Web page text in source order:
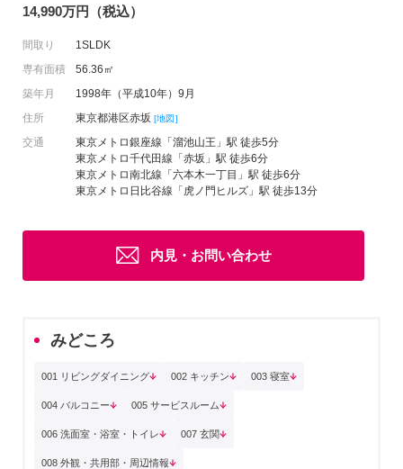
14,990万円（税込）
間取り
1SLDK
専有面積
56.36㎡
築年月
1998年（平成10年）9月
住所
東京都港区赤坂 [地図]
交通
東京メトロ銀座線「溜池山王」駅 徒歩5分
東京メトロ千代田線「赤坂」駅 徒歩6分
東京メトロ南北線「六本木一丁目」駅 徒歩6分
東京メトロ日比谷線「虎ノ門ヒルズ」駅 徒歩13分
内見・お問い合わせ
みどころ
001 リビングダイニング 002 キッチン 003 寝室
004 バルコニー 005 サービスルーム
006 洗面室・浴室・トイレ 007 玄関
008 外観・共用部・周辺情報